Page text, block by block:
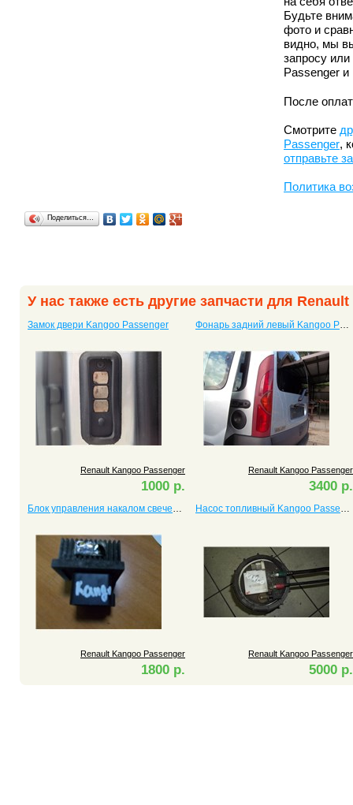
Будьте
фото и
видно, мы
запросу
Passenger
После
Смотрите
Passenger,
отправьте
Политика
Поделиться…
У нас также есть другие запчасти для
Замок двери Kangoo Passenger
Renault Kangoo Passenger
1000 р.
Фонарь задний левый Kangoo Passenger универсал
Renault Kangoo Passenger
3400 р.
Блок управления накалом свечей Kangoo Passenger
Renault Kangoo Passenger
1800 р.
Насос топливный Kangoo Passenger
Renault Kangoo Passenger
5000 р.